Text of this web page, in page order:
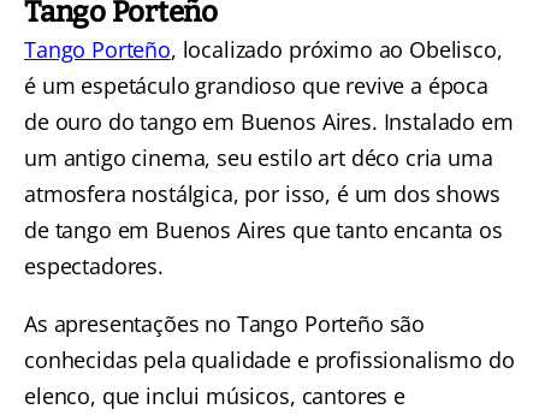
Tango Porteño
Tango Porteño, localizado próximo ao Obelisco,
é um espetáculo grandioso que revive a época
de ouro do tango em Buenos Aires. Instalado em
um antigo cinema, seu estilo art déco cria uma
atmosfera nostálgica, por isso, é um dos shows
de tango em Buenos Aires que tanto encanta os
espectadores.
As apresentações no Tango Porteño são
conhecidas pela qualidade e profissionalismo do
elenco, que inclui músicos, cantores e